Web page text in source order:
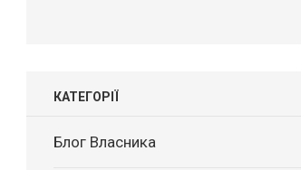
КАТЕГОРІЇ
Блог Власника